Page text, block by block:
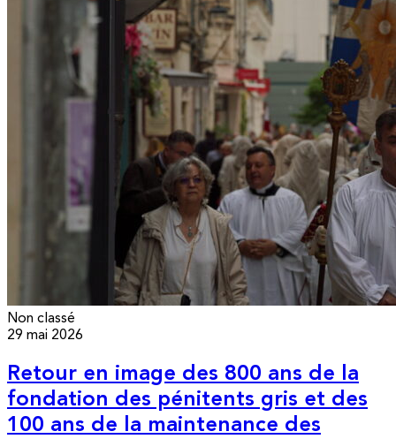
Non classé
29 mai 2026
Retour en image des 800 ans de la
fondation des pénitents gris et des
100 ans de la maintenance des